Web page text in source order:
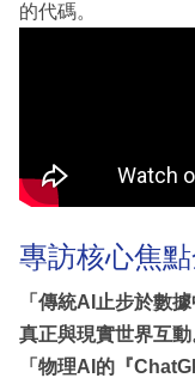
的代碼。
專訪核心焦
「傳統AI止步於數
真正與現實世界互動
「物理AI的『